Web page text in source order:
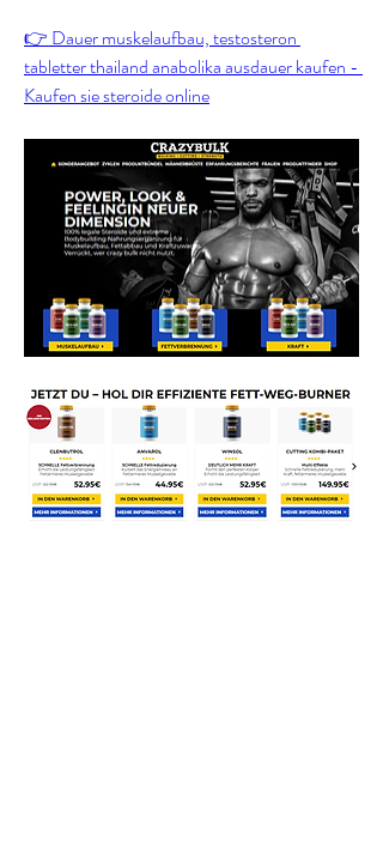
👉 Dauer muskelaufbau, testosteron
tabletter thailand anabolika ausdauer kaufen -
Kaufen sie steroide online